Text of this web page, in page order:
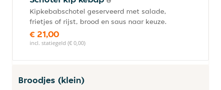
Kipkebabschotel geserveerd met salade,
frietjes of rijst, brood en saus naar keuze.
€ 21,00
incl. statiegeld (€ 0,00)
Broodjes (klein)